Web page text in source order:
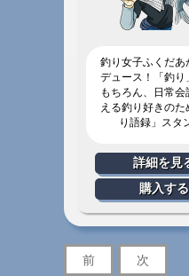
釣り女子ふくだあ
デュース！「釣り
もちろん、日常会
える釣り好きのた
り語録」スタ
詳細を見
購入する
前 次